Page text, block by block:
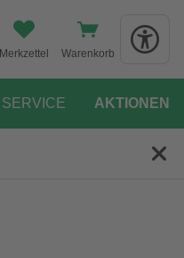
Merkzettel Warenkorb
SERVICE AKTIONEN